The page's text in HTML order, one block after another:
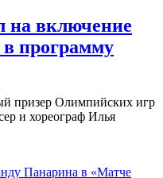
на включение
в программу
призер Олимпийских игр
и хореограф Илья
Панарина в «Матче